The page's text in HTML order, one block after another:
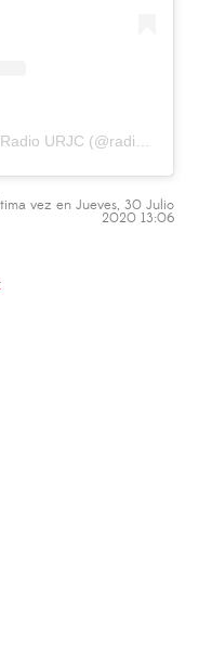
vez en Jueves, 30 Julio
2020 13:06